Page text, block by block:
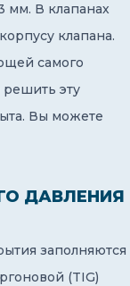
мм. В клапанах
клапана.
самого
эту
Вы можете
ДАВЛЕНИЯ
заполняются
(TIG)